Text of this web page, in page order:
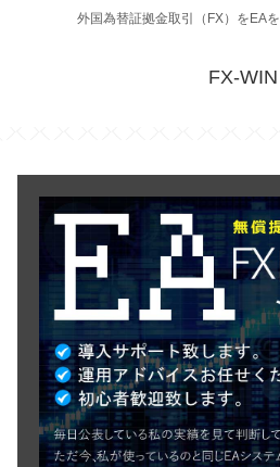
外国為替証拠金取引（FX）をEA
FX-WIN